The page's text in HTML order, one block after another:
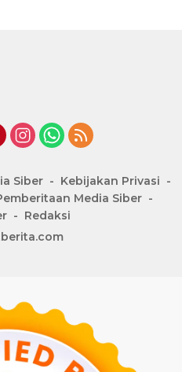
Siber
Kebijakan Privasi
Media Siber
Redaksi